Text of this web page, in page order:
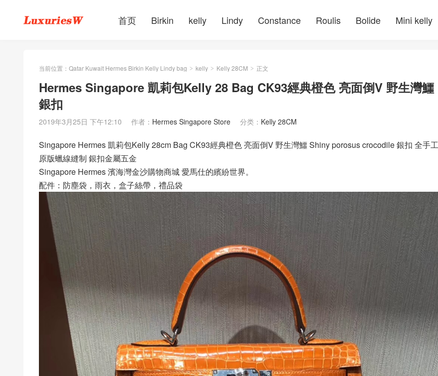
首页 Birkin kelly Lindy Constance Roulis Bolide Mini kelly
当前位置： Qatar Kuwait Hermes Birkin Kelly Lindy bag > kelly > Kelly 28CM > 正文
Hermes Singapore 凱莉包Kelly 28 Bag CK93經典橙色 亮面倒V 野生灣鱷
銀扣
2019年3月25日 下午12:10 作者： Hermes Singapore Store 分类： Kelly 28CM
Singapore Hermes 凱莉包Kelly 28cm Bag CK93經典橙色 亮面倒V 野生灣鱷 Shiny porosus crocodile 銀扣 全手工
原版蠟線縫制 銀扣金屬五金
Singapore Hermes 濱海灣金沙購物商城 愛馬仕的繽紛世界。
配件：防塵袋，雨衣，盒子絲帶，禮品袋